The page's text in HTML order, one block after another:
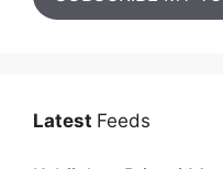
Latest Feeds